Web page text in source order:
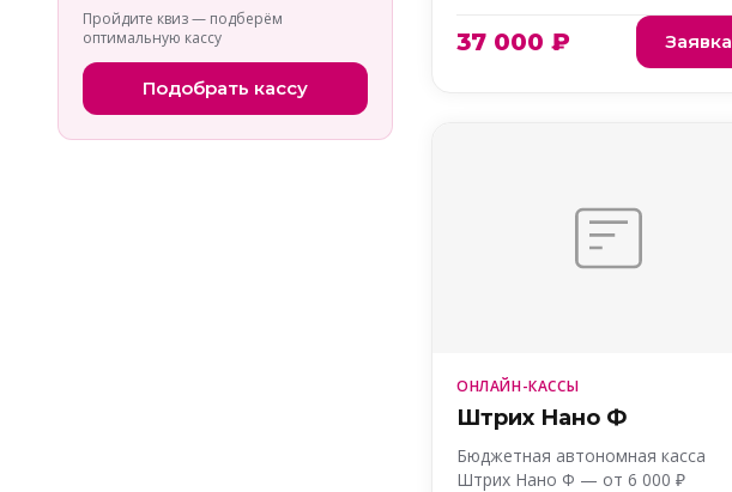
Пройдите квиз — подберём
оптимальную кассу
Подобрать кассу
37 000 ₽ Заявка
ОНЛАЙН-КАССЫ
Штрих Нано Ф
Бюджетная автономная касса
Штрих Нано Ф — от 6 000 ₽